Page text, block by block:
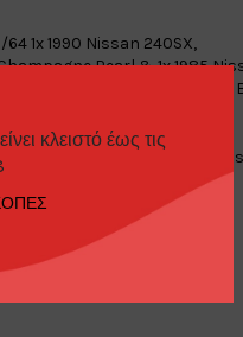
κλειστό έως τις
64 1x 1990 Nissan 240SX,
Pearl & 1x 1985
Fairlady 300ZX, Thunder Black
pack, Import Heat/Japan
Johnny Lightning